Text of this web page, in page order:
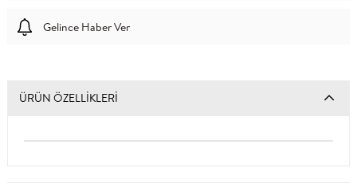
Gelince Haber Ver
ÜRÜN ÖZELLIKLERI